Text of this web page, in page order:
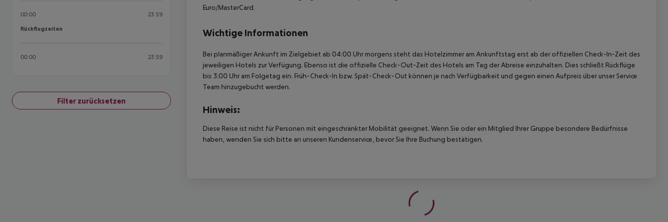
00:00 23:59
Rückflugzeiten
Rückflugzeiten
00:00 23:59
Filter zurücksetzen
Euro/MasterCard.
Wichtige Informationen
Bei planmäßiger Ankunft im Zielgebiet ab 04:00 Uhr morgens steht das Hotelzimmer am Ankunftstag erst ab der offiziellen Check-In-Zeit des
jeweiligen Hotels zur Verfügung. Ebenso ist die offizielle Check-Out-Zeit des Hotels am Tag der Abreise einzuhalten. Dies schließt Rückflüge
bis 3:00 Uhr am Folgetag ein. Früh-Check-In bzw. Spät-Check-Out können je nach Verfügbarkeit und gegen einen Aufpreis über unser Service
Team hinzugebucht werden.
Hinweis:
Diese Reise ist nicht für Personen mit eingeschränkter Mobilität geeignet. Wenn Sie oder ein Mitglied Ihrer Gruppe besondere Bedürfnisse
haben, wenden Sie sich bitte an unseren Kundenservice, bevor Sie Ihre Buchung bestätigen.